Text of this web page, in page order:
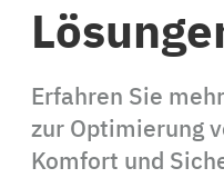
Erfahren Sie
zur Optimierung
Komfort und